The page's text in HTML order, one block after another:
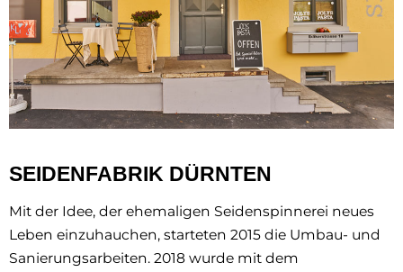
SEIDENFABRIK DÜRNTEN
Mit der Idee, der ehemaligen Seidenspinnerei neues
Leben einzuhauchen, starteten 2015 die Umbau- und
Sanierungsarbeiten. 2018 wurde mit dem